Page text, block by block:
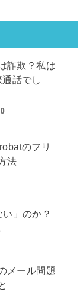
詐欺？私は
通話でし
のフリ
法
」のか？
メール問題